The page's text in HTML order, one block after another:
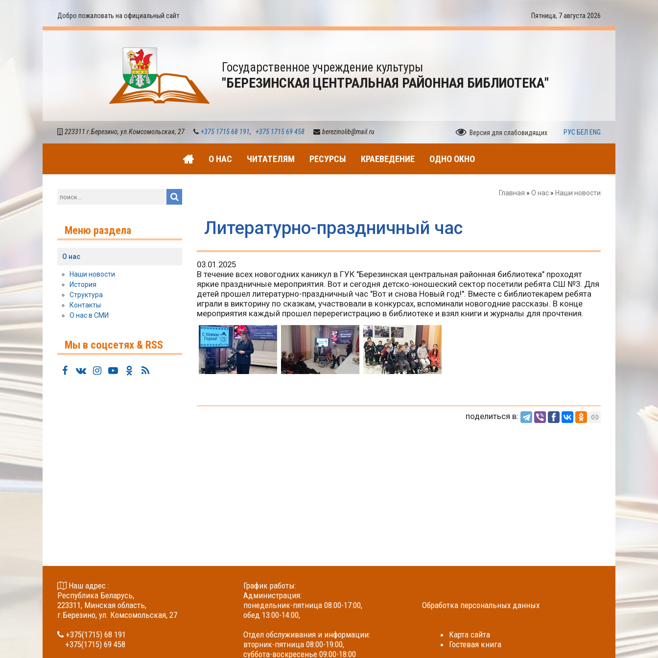
Добро пожаловать на официальный сайт Пятница, 7 августа 2026
Государственное учреждение культуры
"БЕРЕЗИНСКАЯ ЦЕНТРАЛЬНАЯ РАЙОННАЯ БИБЛИОТЕКА"
223311 г.Березино, ул.Комсомольская, 27 +375 1715 68 191, +375 1715 69 458 berezinolib@mail.ru Версия для слабовидящих РУС БЕЛ ENG
О НАС ЧИТАТЕЛЯМ РЕСУРСЫ КРАЕВЕДЕНИЕ ОДНО ОКНО
Главная » О нас » Наши новости
Литературно-праздничный час
03.01.2025
В течение всех новогодних каникул в ГУК "Березинская центральная районная библиотека" проходят
яркие праздничные мероприятия. Вот и сегодня детско-юношеский сектор посетили ребята СШ №3. Для
детей прошел литературно-праздничный час "Вот и снова Новый год!". Вместе с библиотекарем ребята
играли в викторину по сказкам, участвовали в конкурсах, вспоминали новогодние рассказы. В конце
мероприятия каждый прошел перерегистрацию в библиотеке и взял книги и журналы для прочтения.
поделиться в:
Меню раздела
О нас
Наши новости
История
Структура
Контакты
О нас в СМИ
Мы в соцсетях & RSS
Наш адрес :
Республика Беларусь,
223311, Минская область,
г.Березино, ул. Комсомольская, 27
+375(1715) 68 191
+375(1715) 69 458
График работы:
Администрация:
понедельник-пятница 08:00-17:00,
обед 13:00-14:00,
Отдел обслуживания и информации:
вторник-пятница 08:00-19:00,
суббота-воскресенье 09:00-18:00
Обработка персональных данных
Карта сайта
Гостевая книга